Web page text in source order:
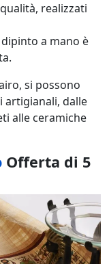
realizzati
a mano è
si possono
artigianali, dalle
alle ceramiche
Offerta di 5